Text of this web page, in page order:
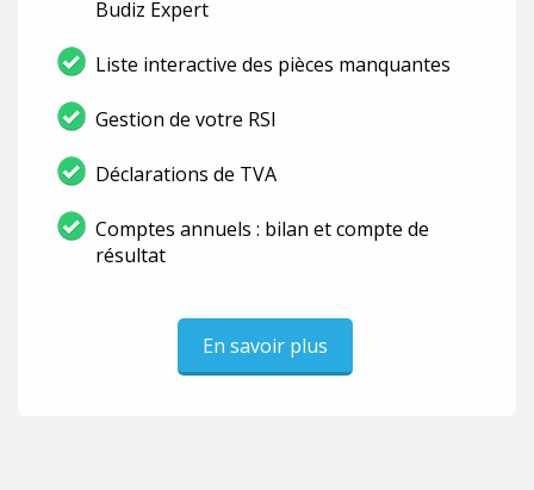
Budiz Expert
Liste interactive des pièces manquantes
Gestion de votre RSI
Déclarations de TVA
Comptes annuels : bilan et compte de
résultat
En savoir plus